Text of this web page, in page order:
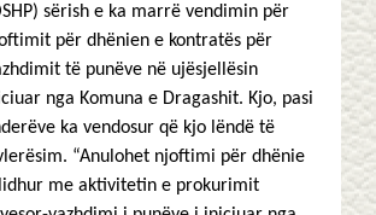
sërish e ka marrë vendimin për
për dhënien e kontratës për
të punëve në ujësjellësin
nga Komuna e Dragashit. Kjo, pasi
ka vendosur që kjo lëndë të
“Anulohet njoftimi për dhënie
me aktivitetin e prokurimit